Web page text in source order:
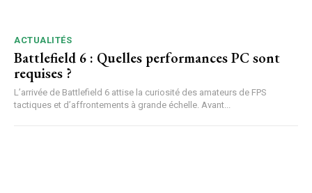
ACTUALITÉS
Battlefield 6 : Quelles performances PC sont
requises ?
L’arrivée de Battlefield 6 attise la curiosité des amateurs de FPS
tactiques et d’affrontements à grande échelle. Avant...